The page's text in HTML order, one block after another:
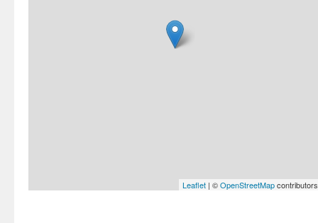
Leaflet | ©OpenStreetMapcontributors